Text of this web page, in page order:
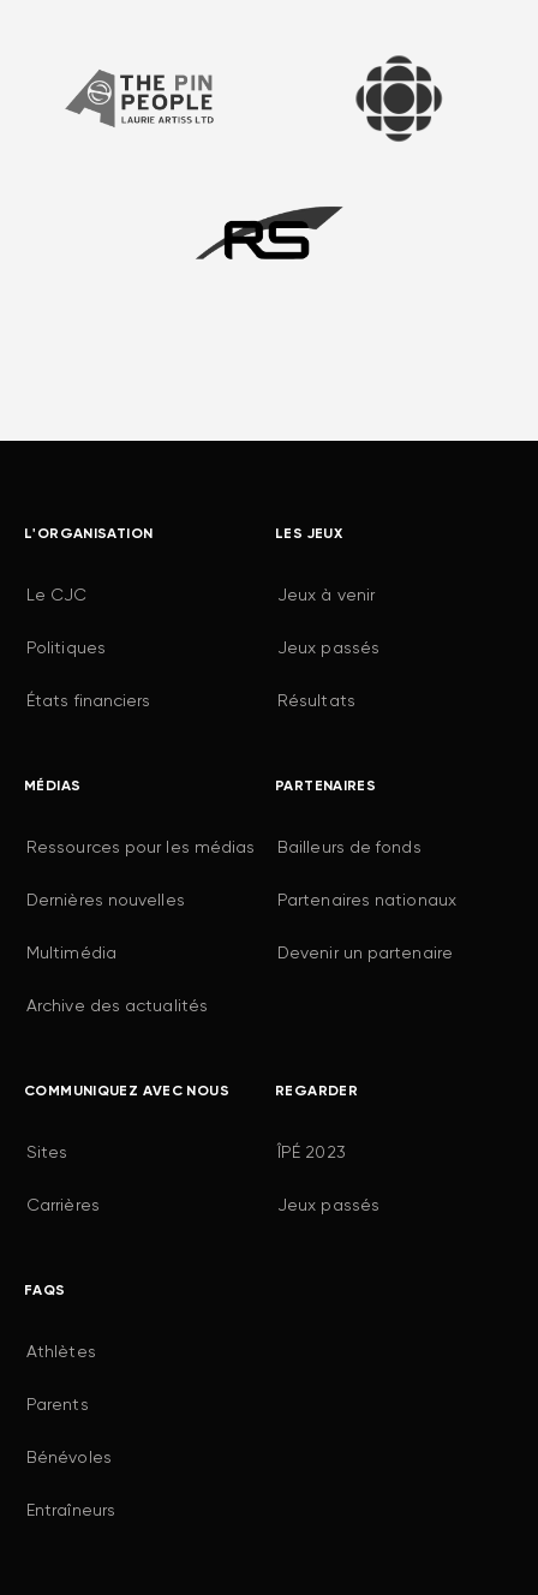
L'ORGANISATION
Le CJC
Politiques
États financiers
LES JEUX
Jeux à venir
Jeux passés
Résultats
MÉDIAS
Ressources pour les médias
Dernières nouvelles
Multimédia
Archive des actualités
PARTENAIRES
Bailleurs de fonds
Partenaires nationaux
Devenir un partenaire
COMMUNIQUEZ AVEC NOUS
Sites
Carrières
REGARDER
ÎPÉ 2023
Jeux passés
FAQS
Athlètes
Parents
Bénévoles
Entraîneurs